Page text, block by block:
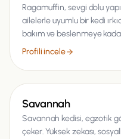
Ragamuffin, sevgi dolu
ailelerle uyumlu bir kedi
bakım ve beslenmeye
Profili incele
Savannah
Savannah kedisi, egzotik
çeker. Yüksek zekası,